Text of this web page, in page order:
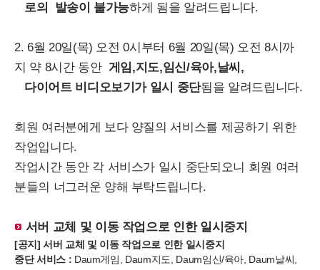
로의 발송이 불가능하게 됨을 알려드립니다.
2. 6월 20일(목) 오전 0시부터 6월 20일(목) 오전 8시까
지 약 8시간 동안 게임,지도,임신/육아,날씨,
다이어트 비디오보기가 일시 중단됨을 알려드립니다.
회원 여러분에게 보다 양질의 서비스를 제공하기 위한
작업입니다.
작업시간 동안 각 서비스가 일시 중단되오니 회원 여러
분들의 너그러운 양해 부탁드립니다.
서버 교체 및 이동 작업으로 인한 일시중지
[공지] 서버 교체 및 이동 작업으로 인한 일시중지
중단 서비스 : Daum게임, Daum지도, Daum임신/육아, Daum날씨,